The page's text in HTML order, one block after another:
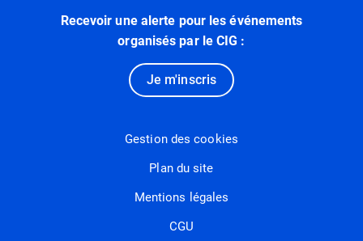
Recevoir une alerte pour les événements
organisés par le CIG :
Je m'inscris
Gestion des cookies
Plan du site
Mentions légales
CGU